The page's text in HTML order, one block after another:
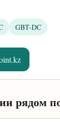
GBT-DC
рядом